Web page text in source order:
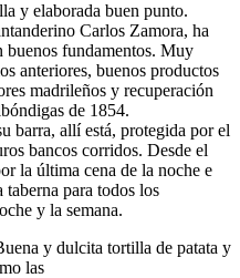
y elaborada buen punto.
Carlos Zamora, ha
fundamentos. Muy
anteriores, buenos productos
madrileños y recuperación
de 1854.
barra, allí está, protegida por el
bancos corridos. Desde el
la última cena de la noche e
taberna para todos los
y la semana.
y dulcita tortilla de patata y
las